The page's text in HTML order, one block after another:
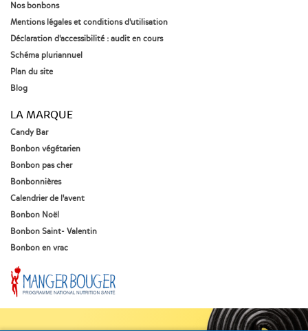
Nos bonbons
Mentions légales et conditions d'utilisation
Déclaration d'accessibilité : audit en cours
Schéma pluriannuel
Plan du site
Blog
LA MARQUE
Candy Bar
Bonbon végétarien
Bonbon pas cher
Bonbonnières
Calendrier de l'avent
Bonbon Noël
Bonbon Saint- Valentin
Bonbon en vrac